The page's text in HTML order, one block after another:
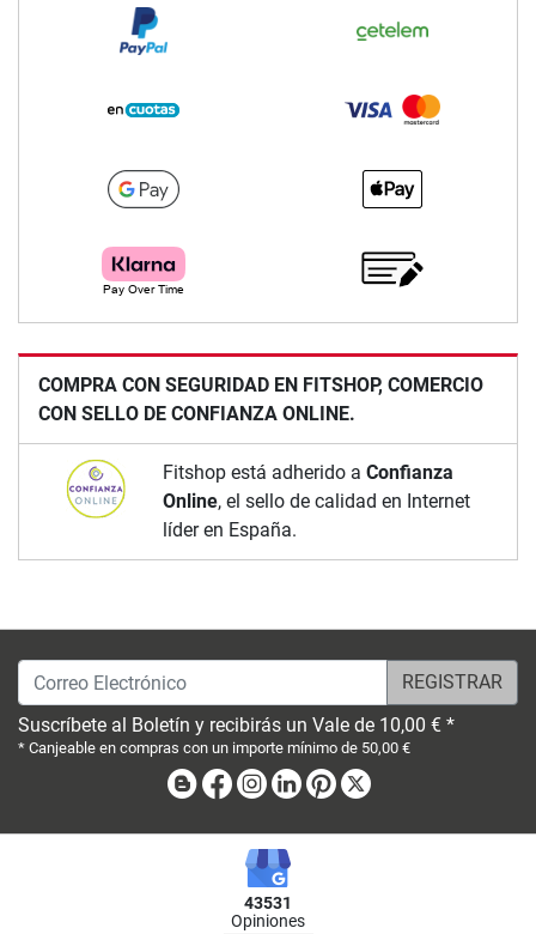
COMPRA CON SEGURIDAD EN FITSHOP, COMERCIO
CON SELLO DE CONFIANZA ONLINE.
Fitshop está adherido a Confianza
Online, el sello de calidad en Internet
líder en España.
Correo Electrónico
Suscríbete al Boletín y recibirás un Vale de 10,00 € *
* Canjeable en compras con un importe mínimo de 50,00 €
BlogFacebook
Instagram
LinkedinPinterest
43531
Opiniones